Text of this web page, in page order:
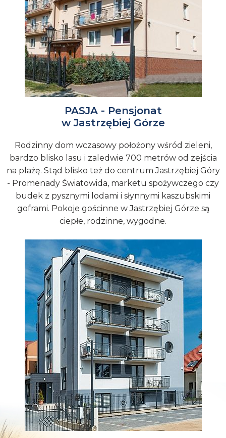
PASJA - Pensjonat
w Jastrzębiej Górze
Rodzinny dom wczasowy położony wśród zieleni,
bardzo blisko lasu i zaledwie 700 metrów od zejścia
na plażę. Stąd blisko też do centrum Jastrzębiej Góry
- Promenady Światowida, marketu spożywczego czy
budek z pysznymi lodami i słynnymi kaszubskimi
goframi. Pokoje gościnne w Jastrzębiej Górze są
ciepłe, rodzinne, wygodne.